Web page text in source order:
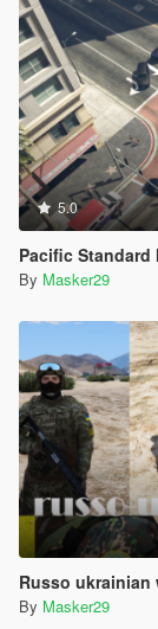
5.0
Pacific Standard
By Masker29
Russo ukrainian
By Masker29